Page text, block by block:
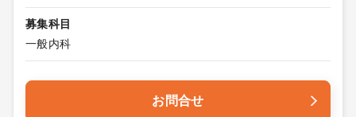
募集科目
一般内科
お問合せ